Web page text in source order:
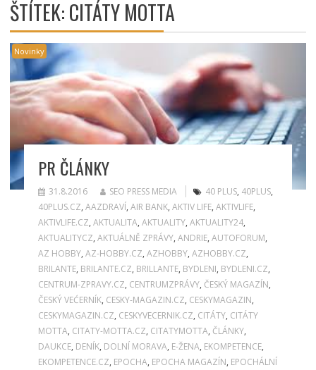
ŠTÍTEK:CITÁTY MOTTA
Novinky
PR ČLÁNKY
31.8.2016 SEO PRESS MEDIA 40 PLUS, 40PLUS,
40PLUS.CZ, AAZDRAVÍ, AIR BANK, AKTIV LIFE, AKTIVLIFE,
AKTIVLIFE.CZ, AKTUALITA, AKTUALITY, AKTUALITY24,
AKTUALITYCZ, AKTUÁLNĚ ZPRÁVY, ANDRIE, AUTOFORUM,
AZ HOBBY, AZ-HOBBY.CZ, AZHOBBY, AZHOBBY.CZ,
BRILANTE, BRILANTE.CZ, BRILLANTE, BYDLENI, BYDLENI.CZ,
CENTRUM-ZPRAVY.CZ, CENTRUMZPRÁVY, ČESKÝ MAGAZÍN,
ČESKÝ VEĆERNÍK, CESKY-MAGAZIN.CZ, CESKYMAGAZIN,
CESKYMAGAZIN.CZ, CESKYVECERNIK.CZ, CITÁTY, CITÁTY
MOTTA, CITATY-MOTTA.CZ, CITATYMOTTA, ČLÁNKY,
DAUKCE, DENÍK, DOLNÍ MORAVA, E-ŽENA, EKOMPETENCE,
EKOMPETENCE.CZ, EPOCHA, EPOCHA MAGAZÍN, EPOCHÁLNÍ